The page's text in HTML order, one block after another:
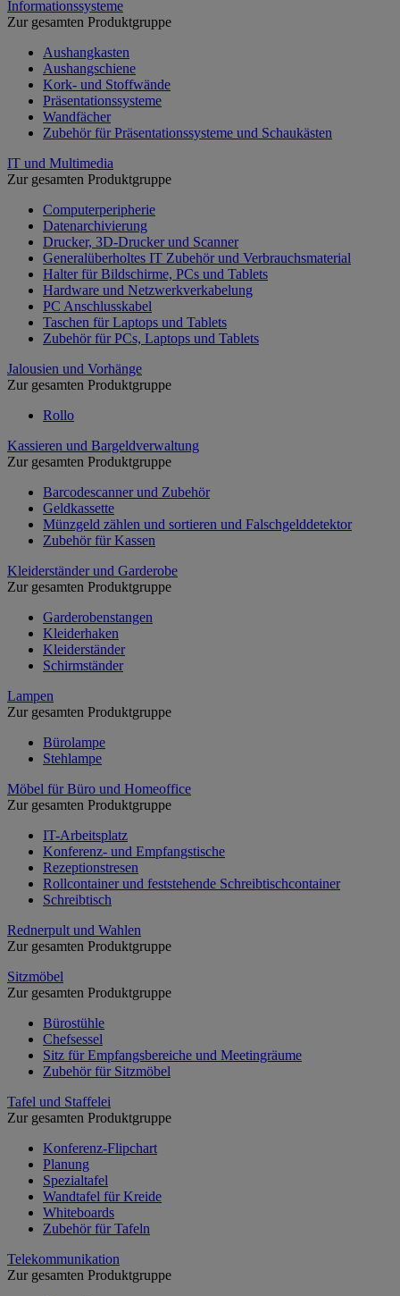
Informationssysteme
Zur gesamten Produktgruppe
Aushangkasten
Aushangschiene
Kork- und Stoffwände
Präsentationssysteme
Wandfächer
Zubehör für Präsentationssysteme und Schaukästen
IT und Multimedia
Zur gesamten Produktgruppe
Computerperipherie
Datenarchivierung
Drucker, 3D-Drucker und Scanner
Generalüberholtes IT Zubehör und Verbrauchsmaterial
Halter für Bildschirme, PCs und Tablets
Hardware und Netzwerkverkabelung
PC Anschlusskabel
Taschen für Laptops und Tablets
Zubehör für PCs, Laptops und Tablets
Jalousien und Vorhänge
Zur gesamten Produktgruppe
Rollo
Kassieren und Bargeldverwaltung
Zur gesamten Produktgruppe
Barcodescanner und Zubehör
Geldkassette
Münzgeld zählen und sortieren und Falschgelddetektor
Zubehör für Kassen
Kleiderständer und Garderobe
Zur gesamten Produktgruppe
Garderobenstangen
Kleiderhaken
Kleiderständer
Schirmständer
Lampen
Zur gesamten Produktgruppe
Bürolampe
Stehlampe
Möbel für Büro und Homeoffice
Zur gesamten Produktgruppe
IT-Arbeitsplatz
Konferenz- und Empfangstische
Rezeptionstresen
Rollcontainer und feststehende Schreibtischcontainer
Schreibtisch
Rednerpult und Wahlen
Zur gesamten Produktgruppe
Sitzmöbel
Zur gesamten Produktgruppe
Bürostühle
Chefsessel
Sitz für Empfangsbereiche und Meetingräume
Zubehör für Sitzmöbel
Tafel und Staffelei
Zur gesamten Produktgruppe
Konferenz-Flipchart
Planung
Spezialtafel
Wandtafel für Kreide
Whiteboards
Zubehör für Tafeln
Telekommunikation
Zur gesamten Produktgruppe